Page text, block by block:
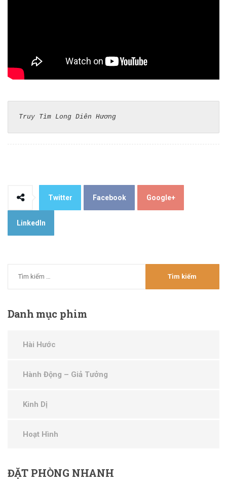
Truy Tìm Long Diên Hương
Twitter Facebook Google+
LinkedIn
Danhmục phim
Hài Hước
Hành Động – Giả Tưởng
Kinh Dị
Hoạt Hình
ĐẶTPHÒNG NHANH